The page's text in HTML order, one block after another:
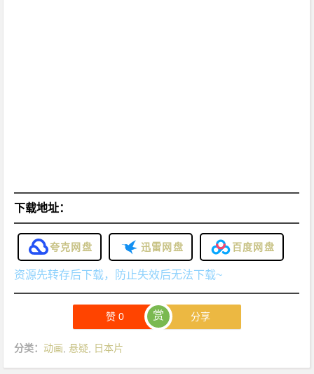
下载地址：
夸克网盘 迅雷网盘 百度网盘
资源先转存后下载，防止失效后无法下载~
赞0 赏 分享
分类：动画 悬疑 日本片